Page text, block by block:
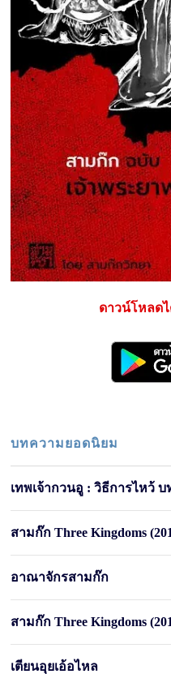
ดาวน์โหลด
บทความยอดนิยม
เทพเจ้ากวนอู : วิธีการไหว้
สามก๊ก Three Kingdoms
อาณาจักรสามก๊ก
สามก๊ก Three Kingdoms
เตียนอุยเอ้อไหล